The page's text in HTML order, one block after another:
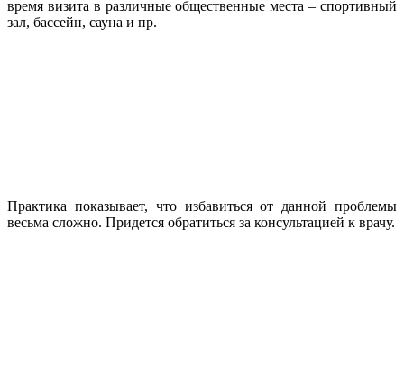
время визита в различные общественные места – спортивный
зал, бассейн, сауна и пр.
Практика показывает, что избавиться от данной проблемы
весьма сложно. Придется обратиться за консультацией к врачу.